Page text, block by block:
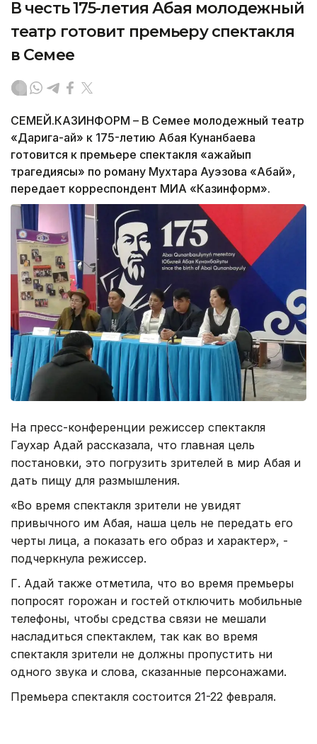
В честь 175-летия Абая молодежный
театр готовит премьеру спектакля
в Семее
СЕМЕЙ.КАЗИНФОРМ – В Семее молодежный театр
«Дарига-ай» к 175-летию Абая Кунанбаева
готовится к премьере спектакля «Ғажайып
трагедиясы» по роману Мухтара Ауэзова «Абай»,
передает корреспондент МИА «Казинформ».
На пресс-конференции режиссер спектакля
Гаухар Адай рассказала, что главная цель
постановки, это погрузить зрителей в мир Абая и
дать пищу для размышления.
«Во время спектакля зрители не увидят
привычного им Абая, наша цель не передать его
черты лица, а показать его образ и характер», -
подчеркнула режиссер.
Г. Адай также отметила, что во время премьеры
попросят горожан и гостей отключить мобильные
телефоны, чтобы средства связи не мешали
насладиться спектаклем, так как во время
спектакля зрители не должны пропустить ни
одного звука и слова, сказанные персонажами.
Премьера спектакля состоится 21-22 февраля.